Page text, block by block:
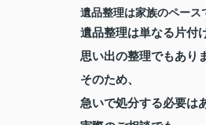
遺品整理は家族のペース
遺品整理は単なる片付
思い出の整理でもあり
そのため、
急いで処分する必要は